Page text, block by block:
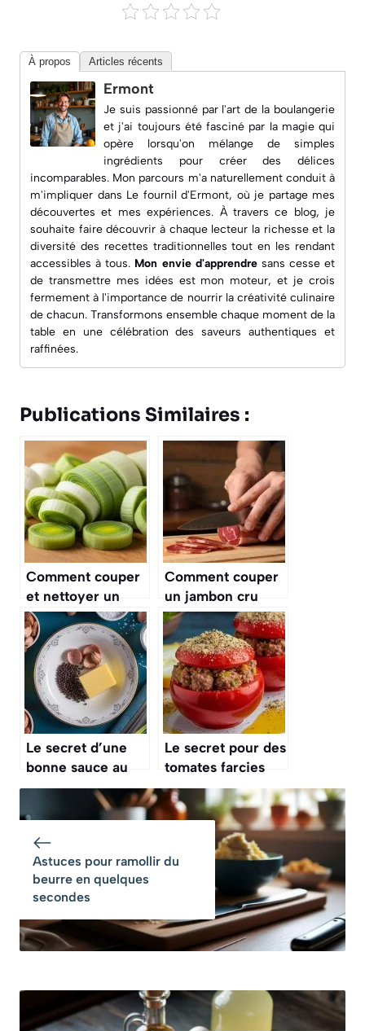
À propos Articles récents
Ermont
Je suis passionné par l'art de la boulangerie
et j'ai toujours été fasciné par la magie qui
opère lorsqu'on mélange de simples
ingrédients pour créer des délices
incomparables. Mon parcours m'a naturellement conduit à
m'impliquer dans Le fournil d'Ermont, où je partage mes
découvertes et mes expériences. À travers ce blog, je
souhaite faire découvrir à chaque lecteur la richesse et la
diversité des recettes traditionnelles tout en les rendant
accessibles à tous. Mon envie d'apprendresans cesse et
de transmettre mes idées est mon moteur, et je crois
fermement à l'importance de nourrir la créativité culinaire
de chacun. Transformons ensemble chaque moment de la
table en une célébration des saveurs authentiques et
raffinées.
Publications Similaires :
Comment couper
et nettoyer un
poireau
correctement ?
Comment couper
un jambon cru
comme un pro ?
Le secret d’une
bonne sauce au
poivre, c’est de
bien écraser les
tous les arômes
Le secret pour des
tomates farcies
plus juteuses que
jamais, c’est un
ingrédient simple
Astuces pour ramollir du
beurre en quelques
secondes